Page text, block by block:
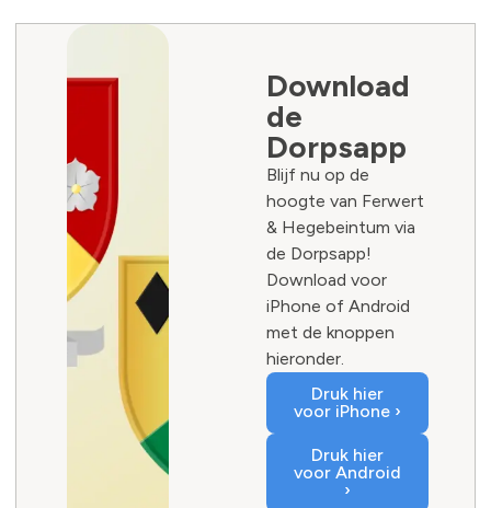
Download
de
Dorpsapp
Blijf nu op de
hoogte van Ferwert
& Hegebeintum via
de Dorpsapp!
Download voor
iPhone of Android
met de knoppen
hieronder.
Druk hier
voor iPhone ›
Druk hier
voor Android
›